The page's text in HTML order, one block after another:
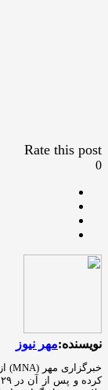
Rate this post
0
نویسنده:مهر نیوز